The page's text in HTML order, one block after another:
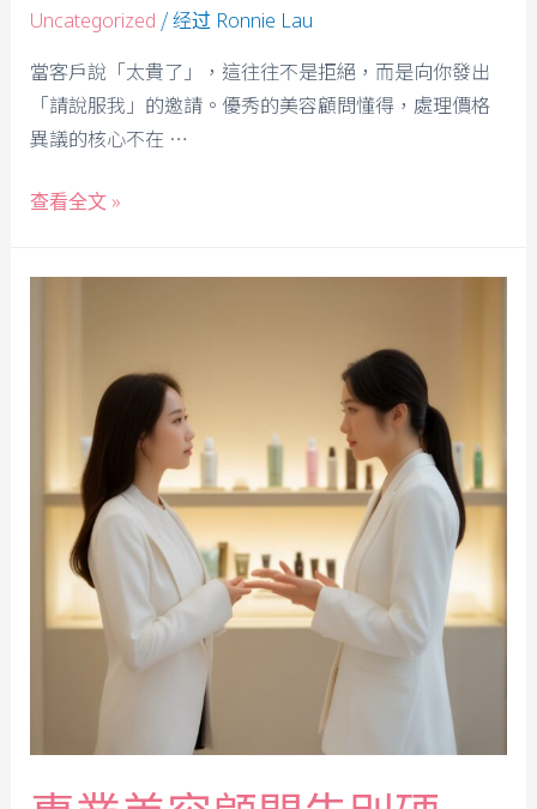
Uncategorized / 经过 Ronnie Lau
當客戶說「太貴了」，這往往不是拒絕，而是向你發出
「請說服我」的邀請。優秀的美容顧問懂得，處理價格
異議的核心不在 …
查看全文 »